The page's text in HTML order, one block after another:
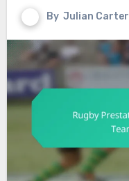
By Julian Carter